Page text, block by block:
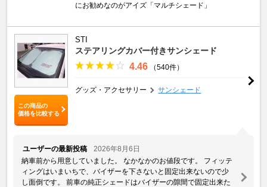
にお勧めなのがアイズ「マルチシェード」
この商品の
価格を比較する
STI
ステアリングカバー付きサンシェード
4.46 （540件）
グッズ・アクセサリー サンシェード
ユーザーの最新投稿
2026年8月6日
納車前から用意していました。 なかなかのお値段です。 フィッテ
ィングはいまいちで、バイザーを下さないと固定出来ないので少
し面倒です。 前車の純正シェードはバイザーの隙間で固定出来た